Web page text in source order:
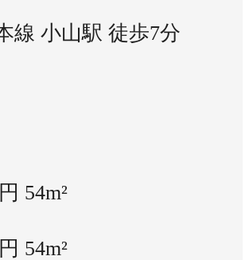
線 小山駅 徒歩7分
54m²
54m²